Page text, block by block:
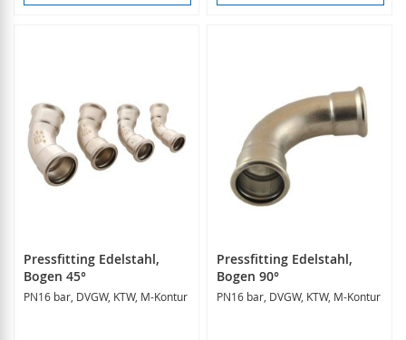
Pressfitting Edelstahl,
Bogen 45°
PN16 bar, DVGW, KTW, M-Kontur
Pressfitting Edelstahl,
Bogen 90°
PN16 bar, DVGW, KTW, M-Kontur